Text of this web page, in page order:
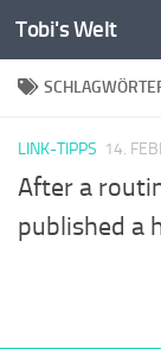
Zum Inhalt
Tobi's Welt
LINK-TIPPS 14.
After a
published a